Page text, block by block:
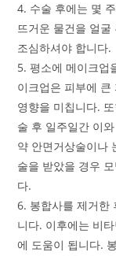
4. 수술 후에는 몇
뜨거운 물건을 얼
조심하셔야 합니다.
5. 평소에 메이크업
이크업은 피부에
영향을 미칩니다.
술 후 일주일간 이
약 안면거상술이나
술을 받았을 경우
다.
6. 봉합사를 제거한
니다. 이후에는 비
에 도움이 됩니다.